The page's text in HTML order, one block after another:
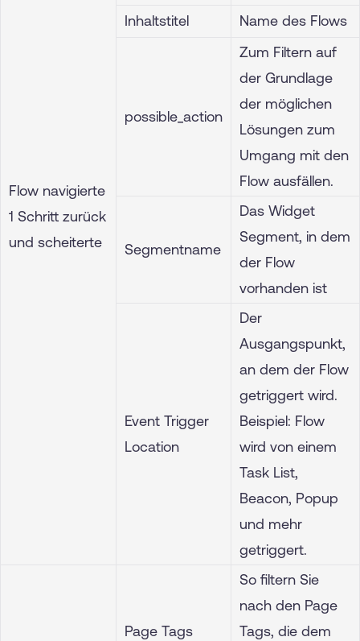
Flow navigierte
1 Schritt zurück
und scheiterte
Inhaltstitel
Name des Flows
possible_action
Zum Filtern auf
der Grundlage
der möglichen
Lösungen zum
Umgang mit den
Flow ausfällen.
Segmentname
Das Widget
Segment, in dem
der Flow
vorhanden ist
Event Trigger
Location
Der
Ausgangspunkt,
an dem der Flow
getriggert wird.
Beispiel: Flow
wird von einem
Task List,
Beacon, Popup
und mehr
getriggert.
Page Tags
So filtern Sie
nach den Page
Tags, die dem